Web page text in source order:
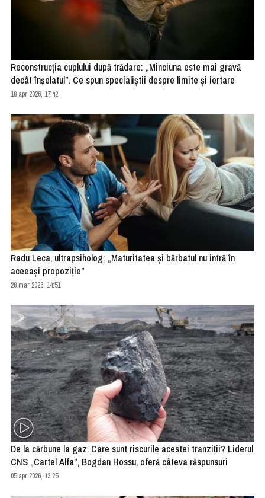
Reconstrucția cuplului după trădare: „Minciuna este mai gravă
decât înșelatul”. Ce spun specialiștii despre limite și iertare
18 apr 2026, 17:42
Radu Leca, ultrapsiholog: „Maturitatea și bărbatul nu intră în
aceeași propoziție”
28 mar 2026, 14:51
De la cărbune la gaz. Care sunt riscurile acestei tranziții? Liderul
CNS „Cartel Alfa”, Bogdan Hossu, oferă câteva răspunsuri
05 apr 2026, 13:25